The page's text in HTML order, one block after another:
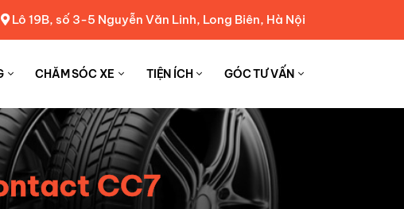
Lô 19B, số 3-5 Nguyễn Văn Linh, Long Biên, Hà Nội
CHĂM SÓC XE TIỆN ÍCH GÓC TƯ VẤN
CC7